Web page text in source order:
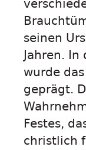
seinen
Jahren. In
wurde
geprägt.
Festes,
christlich